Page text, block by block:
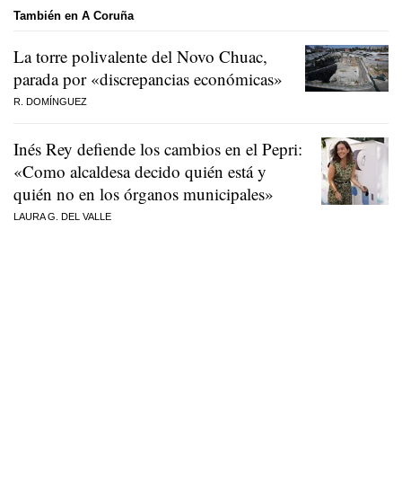
También en A Coruña
La torre polivalente del Novo Chuac,
parada por «discrepancias económicas»
R. DOMÍNGUEZ
Inés Rey defiende los cambios en el Pepri:
«Como alcaldesa decido quién está y
quién no en los órganos municipales»
LAURA G. DEL VALLE